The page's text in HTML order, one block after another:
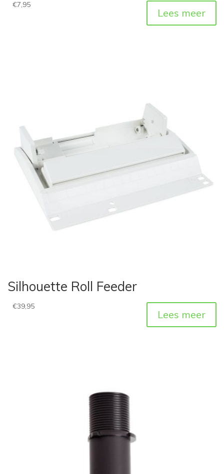
€7,95
Lees meer
Silhouette Roll Feeder
€39,95
Lees meer